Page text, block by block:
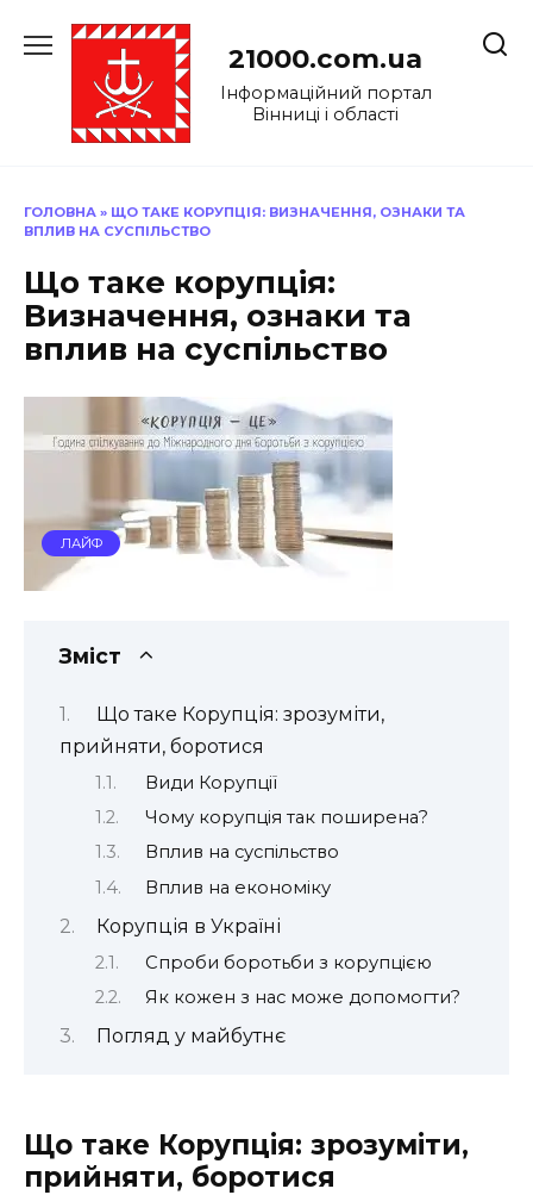
до
21000.com.ua
Інформаційний портал
Вінниці і області
ГОЛОВНА » ЩО ТАКЕ КОРУПЦІЯ: ВИЗНАЧЕННЯ, ОЗНАКИ ТА
ВПЛИВ НА СУСПІЛЬСТВО
Що таке корупція:
Визначення, ознаки та
вплив на суспільство
ЛАЙФ
Зміст
Що таке Корупція: зрозуміти,
прийняти, боротися
Види Корупції
Чому корупція так поширена?
Вплив на суспільство
Вплив на економіку
Корупція в Україні
Спроби боротьби з корупцією
Як кожен з нас може допомогти?
Погляд у майбутнє
Що таке Корупція: зрозуміти,
прийняти, боротися